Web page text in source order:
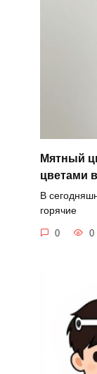
Мятный
цветами
В
горячие
0 0